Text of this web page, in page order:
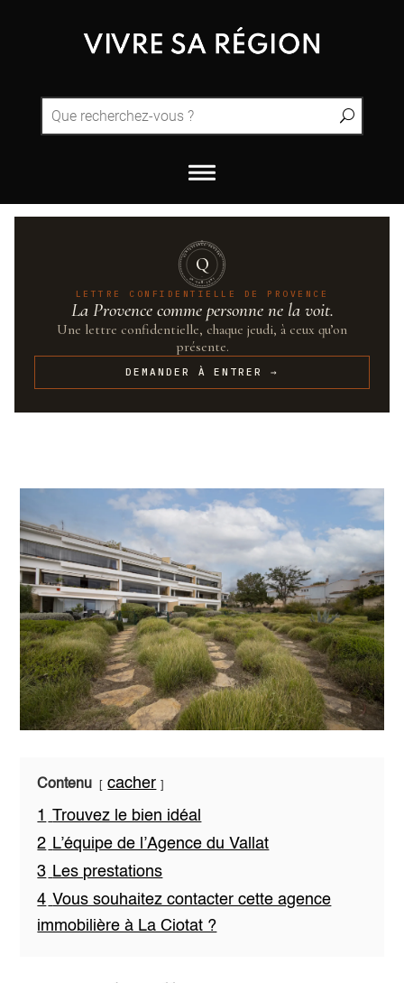
QUINTESSENCE·PROVENCE
UN·SUR·CENT
Q
LETTRE CONFIDENTIELLE DE PROVENCE
La Provence comme personne ne la voit.
Une lettre confidentielle, chaque jeudi, à ceux qu’on
présente.
DEMANDER À ENTRER →
Contenu
cacher
1
Trouvez le bien idéal
2 L’équipe de l’Agence du Vallat
3 Les prestations
4 Vous souhaitez contacter cette agence
immobilière à La Ciotat ?